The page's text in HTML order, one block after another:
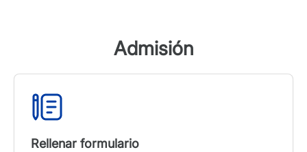
Admisión
Rellenar formulario